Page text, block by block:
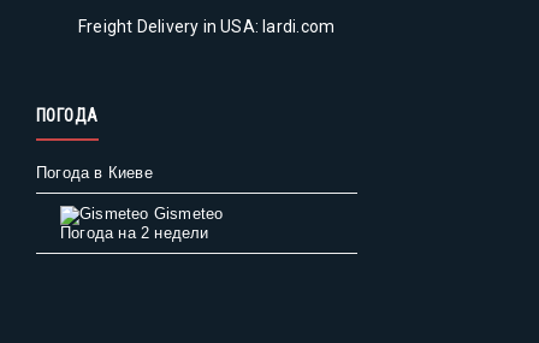
Freight Delivery in USA: lardi.com
ПОГОДА
Погода в Киеве
Gismeteo
Погода на 2 недели